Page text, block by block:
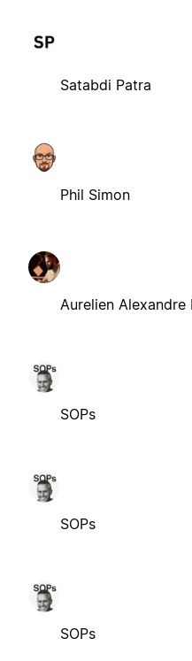
Satabdi Patra
Phil Simon
Aurelien Alexandre
SOPs
SOPs
SOPs